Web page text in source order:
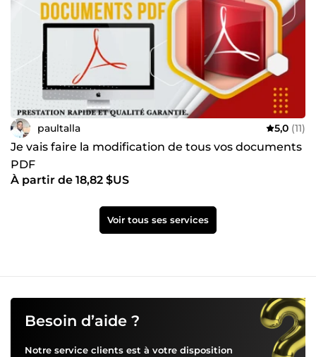
paultalla 5,0 (11)
Je vais faire la modification de tous vos documents
PDF
À partir de 18,82 $US
Voir tous ses services
Besoin d’aide ?
Notre service clients est à votre disposition